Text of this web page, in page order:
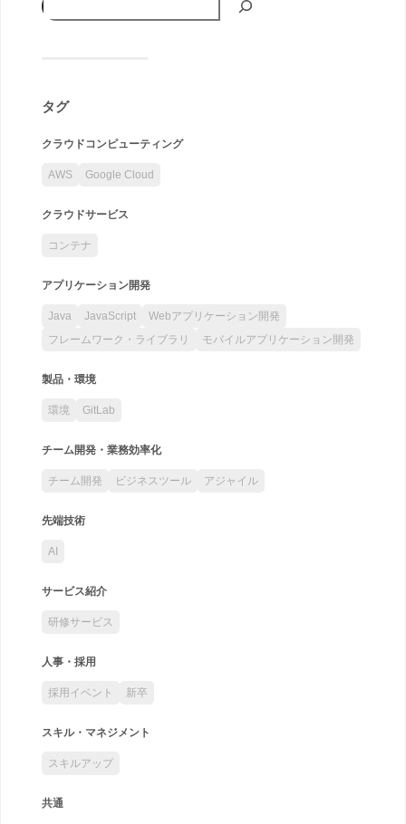
タグ
クラウドコンピューティング
AWS Google Cloud
クラウドサービス
コンテナ
アプリケーション開発
Java JavaScript
Webアプリケーション開発
フレームワーク・ライブラリ
モバイルアプリケーション開発
製品・環境
環境 GitLab
チーム開発・業務効率化
チーム開発 ビジネスツール アジャイル
先端技術
AI
サービス紹介
研修サービス
人事・採用
採用イベント 新卒
スキル・マネジメント
スキルアップ
共通